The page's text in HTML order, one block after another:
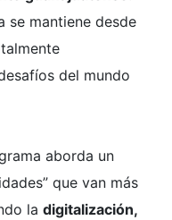
se mantiene desde
del mundo
aborda un
que van más
la digitalización,